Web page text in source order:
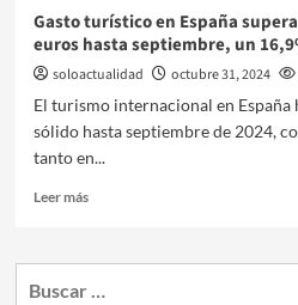
Gasto turístico en España
euros hasta septiembre, un
soloactualidad octubre 31, 2024
El turismo internacional en
sólido hasta septiembre de 2024,
tanto en...
Leer más